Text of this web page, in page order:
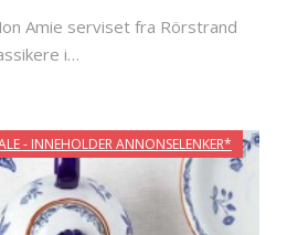
Amie serviset fra Rörstrand
i…
- INNEHOLDER ANNONSELENKER*